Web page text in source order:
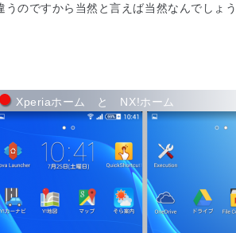
うのですから当然と言えば当然なんでしょう
Xperiaホーム と NX!ホーム